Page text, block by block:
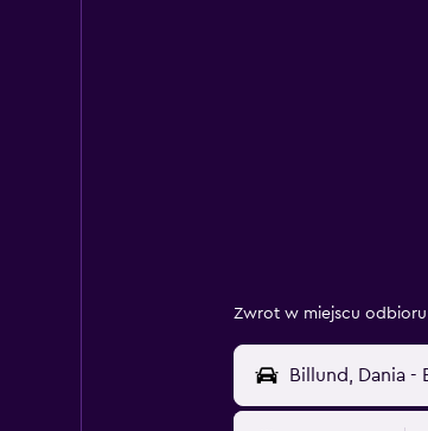
Zwrot w miejscu odbioru